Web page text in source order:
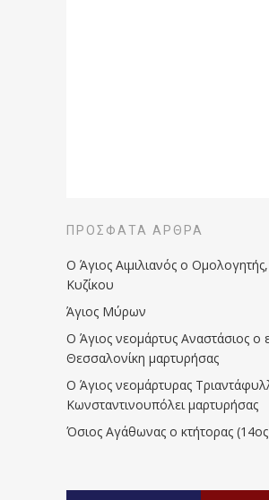
ΠΡΌΣΦΑΤΑ ΆΡΘΡΑ
Ο Άγιος Αιμιλιανός ο
Κυζίκου
Άγιος Μύρων
Ο Άγιος νεομάρτυς Αναστάσιος ο
Θεσσαλονίκη μαρτυρήσας
Ο Άγιος νεομάρτυρας
Κωνσταντινουπόλει μαρτυρήσας
Όσιος Αγάθωνας ο κτήτορας (14ος